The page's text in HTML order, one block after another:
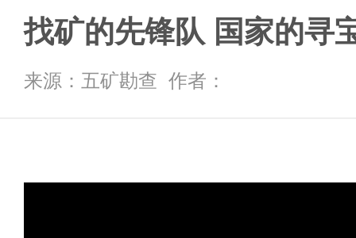
找矿的先锋队 国家的寻
来源：五矿勘查 作者：